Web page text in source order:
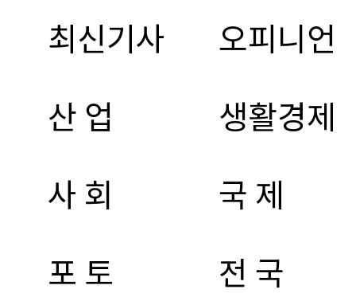
최신기사
오피니언
산 업
생활경제
사 회
국 제
포 토
전 국